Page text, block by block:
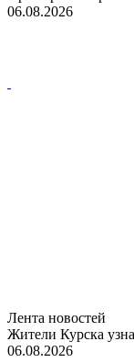
06.08.2026
Лента новостей
Жители Курска
06.08.2026